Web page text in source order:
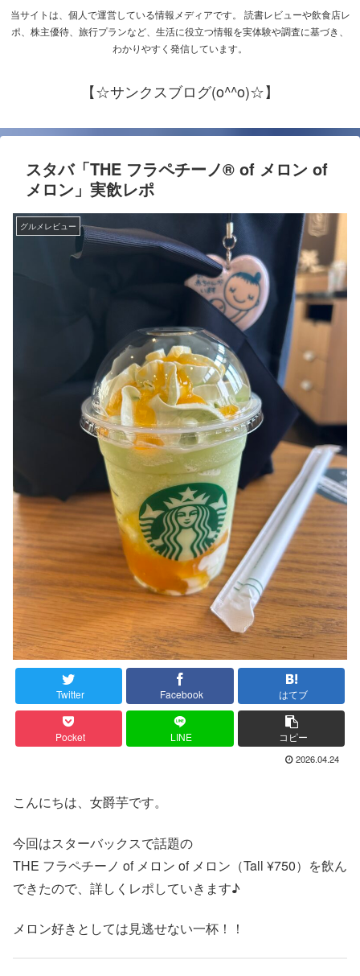
当サイトは、個人で運営している情報メディアです。 読書レビューや飲食店レ
ポ、株主優待、旅行プランなど、生活に役立つ情報を実体験や調査に基づき、
わかりやすく発信しています。
【☆サンクスブログ(o^^o)☆】
スタバ「THE フラペチーノ® of メロン of
メロン」実飲レポ
グルメレビュー
Twitter Facebook はてブ
Pocket LINE コピー
2026.04.24
こんにちは、女爵芋です。
今回はスターバックスで話題の
THE フラペチーノ of メロン of メロン（Tall ¥750）を飲ん
できたので、詳しくレポしていきます♪
メロン好きとしては見逃せない一杯！！